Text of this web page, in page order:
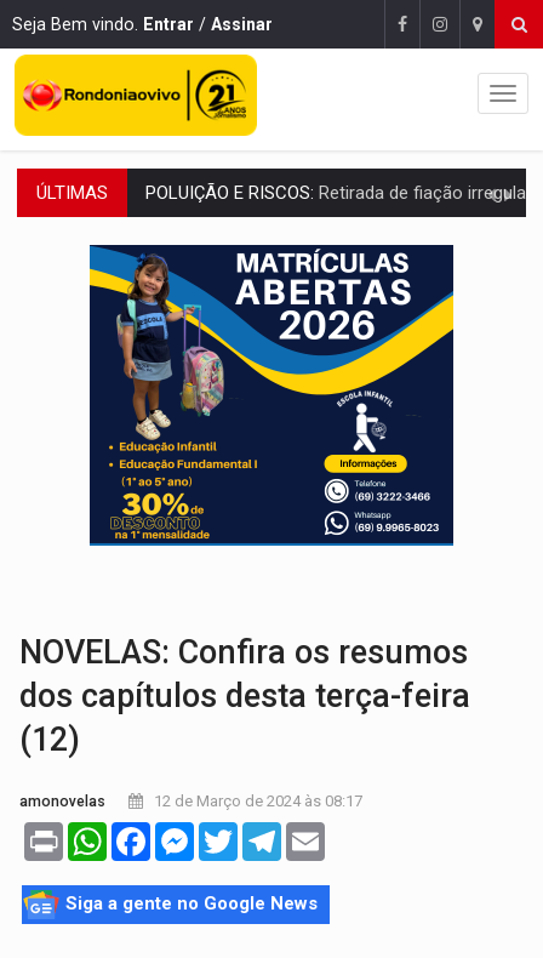
Seja Bem vindo. Entrar / Assinar
ÚLTIMAS VÍDEO:Armado com machado, homem ameaça matar sobrinha grávida e
TRIBUNAL DO CRIME:Homem é espancado por facção criminosa
VÍDEO:Perseguição é registrada no shopping após colombiana furtar
LUDOPATIA: Apostas online começam a afetar produtividade e rotina
REFLORESTAMENTO: Plantar árvores não será mais suficiente para
OVNIS NA LUA: Cientistas alertam para possível base secreta no satélite
ACABOU COM PEUGEOT:Incêndio destrói carro que era rebocado para oficina
VÍDEO:Ladrão é filmado furtando moto na frente do bar
NOVELAS: Confira os resumos
dos capítulos desta terça-feira
(12)
amonovelas 12 de Março de 2024 às 08:17
Print WhatsAppFacebookMessenger
TwitterTelegram
Siga a gente no Google News